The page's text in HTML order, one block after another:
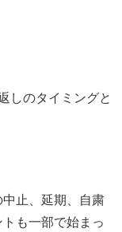
しのタイミングと
止、延期、自粛
も一部で始まっ